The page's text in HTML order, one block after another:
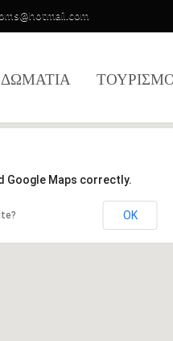
ΔΩΜΑΤΙΑ
Google Maps correctly.
OK